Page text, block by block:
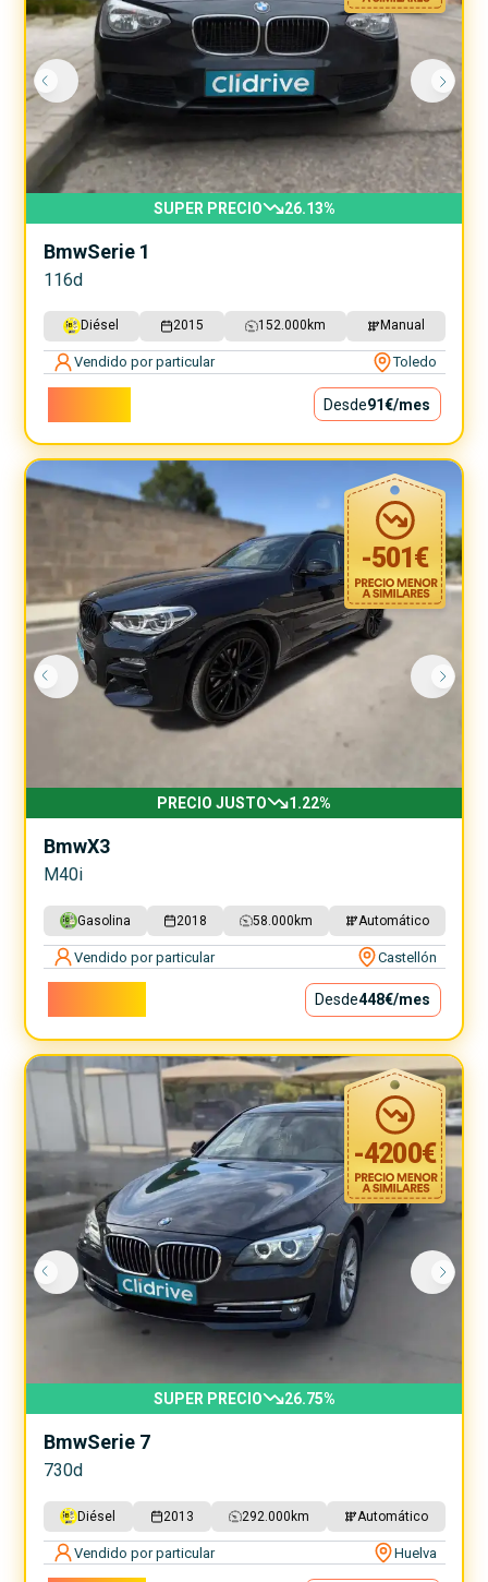
SUPER PRECIO 26.13%
BmwSerie 1
116d
Diésel 2015 152.000 km Manual
Vendido por particular Toledo
Desde91€/mes
-501€
PRECIO JUSTO 1.22%
BmwX3
M40i
Gasolina 2018 58.000 km Automático
Vendido por particular Castellón
Desde448€/mes
-4200€
SUPER PRECIO 26.75%
BmwSerie 7
730d
Diésel 2013 292.000 km Automático
Vendido por particular Huelva